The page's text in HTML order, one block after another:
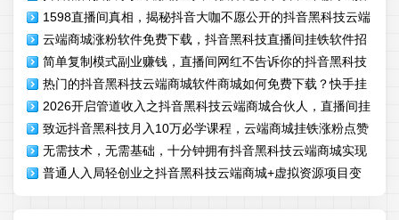
募合伙人
1598直播间真相，揭秘抖音大咖不愿公开的抖音黑科技云端
商城“数据改造”
云端商城涨粉软件免费下载，抖音黑科技直播间挂铁软件招
募合伙人
简单复制模式副业赚钱，直播间网红不告诉你的抖音黑科技
云端商城快手挂铁涨粉丝人气APP软件下载！
热门的抖音黑科技云端商城软件商城如何免费下载？快手挂
铁视频号涨粉自助下单平台
2026开启管道收入之抖音黑科技云端商城合伙人，直播间挂
铁涨粉点赞软件免费分享
致远抖音黑科技月入10万必学课程，云端商城挂铁涨粉点赞
软件免费体验招募合伙人！
无需技术，无需基础，十分钟拥有抖音黑科技云端商城实现
躺赚
普通人入局轻创业之抖音黑科技云端商城+虚拟资源项目变
现指南